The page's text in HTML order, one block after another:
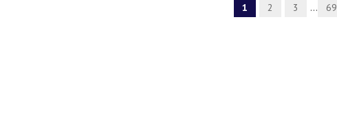
1 2 3 ... 69